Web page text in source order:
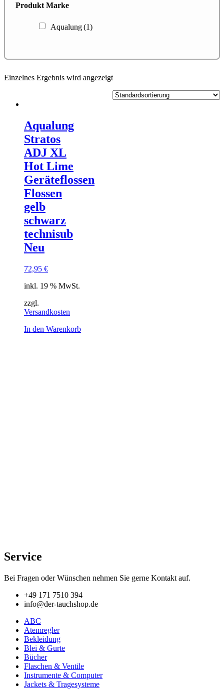
Produkt Marke
Aqualung(1)
Einzelnes Ergebnis wird angezeigt
Aqualung
Stratos
ADJ XL
Hot Lime
Geräteflossen
Flossen
gelb
schwarz
technisub
Neu
72,95 €
inkl. 19 % MwSt.
zzgl.
Versandkosten
In den Warenkorb
Service
Bei Fragen oder Wünschen nehmen Sie gerne Kontakt auf.
+49 171 7510 394
info@der-tauchshop.de
ABC
Atemregler
Bekleidung
Blei & Gurte
Bücher
Flaschen & Ventile
Instrumente & Computer
Jackets & Tragesysteme